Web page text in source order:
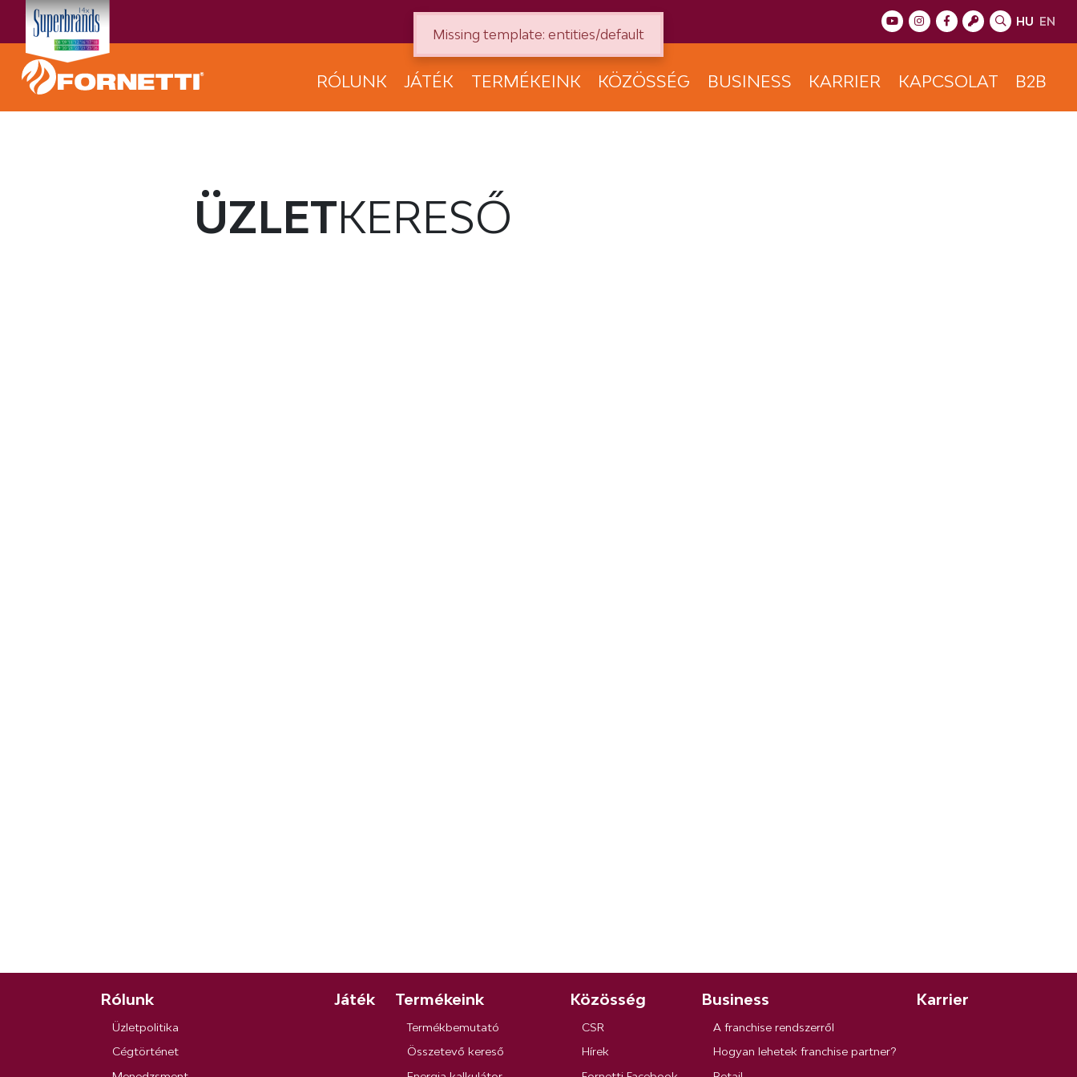
HU EN
RÓLUNK JÁTÉK TERMÉKEINK KÖZÖSSÉG BUSINESS KARRIER KAPCSOLAT B2B
ÜZLETKERESŐ
Rólunk
Üzletpolitika
Cégtörténet
Játék Termékeink
Termékbemutató
Összetevő kereső
Közösség
CSR
Hírek
Business
A franchise rendszerről
Hogyan lehetek franchise partner?
Karrier
Missing template: entities/default